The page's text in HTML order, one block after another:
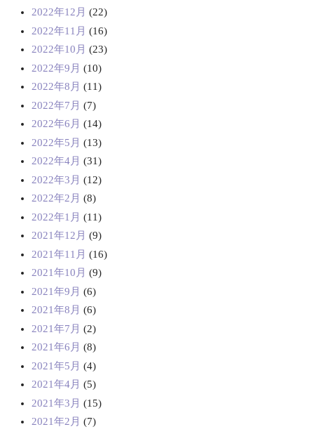
2022年12月 (22)
2022年11月 (16)
2022年10月 (23)
2022年9月 (10)
2022年8月 (11)
2022年7月 (7)
2022年6月 (14)
2022年5月 (13)
2022年4月 (31)
2022年3月 (12)
2022年2月 (8)
2022年1月 (11)
2021年12月 (9)
2021年11月 (16)
2021年10月 (9)
2021年9月 (6)
2021年8月 (6)
2021年7月 (2)
2021年6月 (8)
2021年5月 (4)
2021年4月 (5)
2021年3月 (15)
2021年2月 (7)